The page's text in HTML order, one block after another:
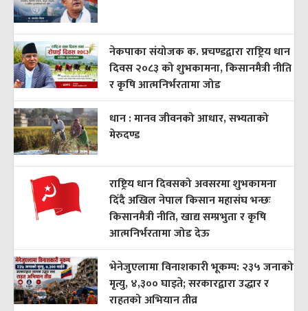
नेकपाका संयोजक क. प्रचण्डद्वारा राष्ट्रिय धान
दिवस २०८३ को शुभकामना, किसानमैत्री नीति
र कृषि आत्मनिर्भरतामा जोड
धान : मानव जीवनको आधार, सभ्यताको
मेरुदण्ड
राष्ट्रिय धान दिवसको अवसरमा शुभकामना
दिँदै अखिल नेपाल किसान महासंघ भन्छः
किसानमैत्री नीति, खाद्य सम्प्रभुता र कृषि
आत्मनिर्भरतामा जोड देऊ
भेनेजुएलामा विनाशकारी भूकम्प: २३५ जनाको
मृत्यु, ४,३०० घाइते; सरकारद्वारा उद्धार र
राहतको अभियान तीव्र